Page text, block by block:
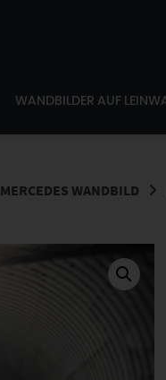
WANDBILDER AUF
MERCEDES WANDBILD